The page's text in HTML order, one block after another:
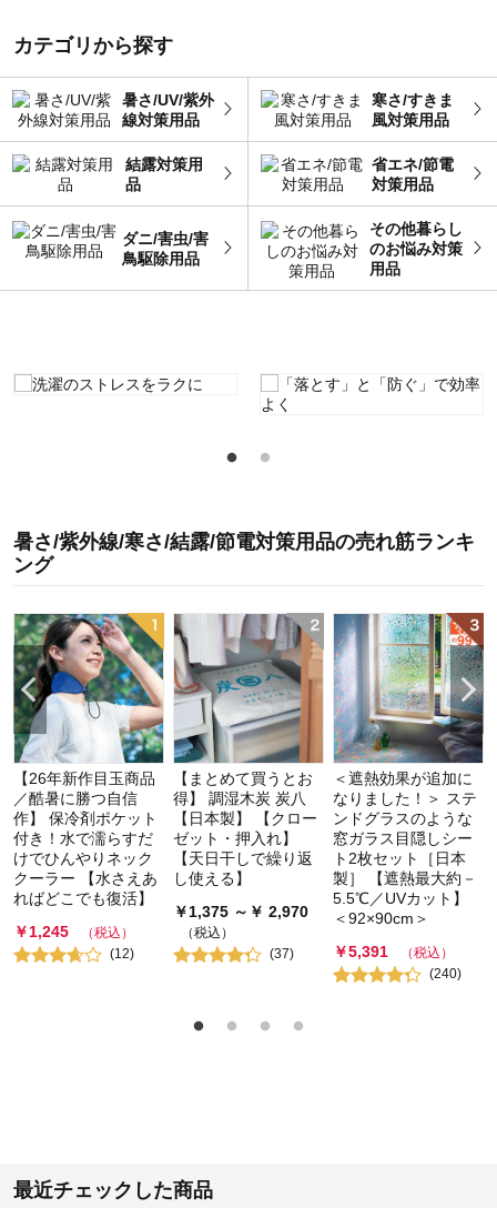
カテゴリから探す
暑さ/UV/紫外
線対策用品
寒さ/すきま
風対策用品
結露対策用
品
省エネ/節電
対策用品
ダニ/害虫/害
鳥駆除用品
その他暮らし
のお悩み対策
用品
暑さ/紫外線/寒さ/結露/節電対策用品の売れ筋ランキ
ング
【26年新作目玉商品
／酷暑に勝つ自信
作】 保冷剤ポケット
付き！水で濡らすだ
けでひんやりネック
クーラー 【水さえあ
ればどこでも復活】
￥1,245
（税込）
(12)
【まとめて買うとお
得】 調湿木炭 炭八
【日本製】 【クロー
ゼット・押入れ】
【天日干しで繰り返
し使える】
￥1,375 ～￥ 2,970
（税込）
(37)
＜遮熱効果が追加に
なりました！＞ ステ
ンドグラスのような
窓ガラス目隠しシー
ト2枚セット［日本
製］ 【遮熱最大約－
5.5℃／UVカット】
＜92×90cm＞
￥5,391
（税込）
(240)
最近チェックした商品